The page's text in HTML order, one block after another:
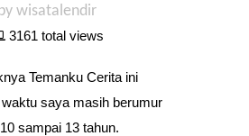
wisatalendir
3161 total views
Temanku Cerita ini
saya masih berumur
sampai 13 tahun.